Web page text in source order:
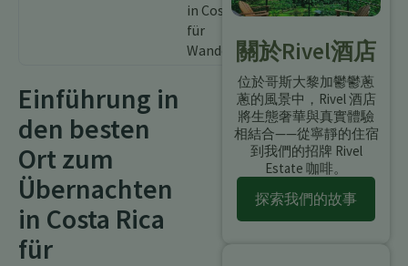
in Costa Rica
für
Wanderungen
Einführung in
den besten
Ort zum
Übernachten
in Costa Rica
für
關於Rivel酒店
位於哥斯大黎加鬱鬱蔥
蔥的風景中，Rivel 酒店
將生態奢華與真實體驗
相結合——從寧靜的住宿
到我們的招牌 Rivel
Estate 咖啡。
探索我們的故事